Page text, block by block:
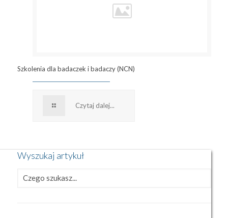
Szkolenia dla badaczek i badaczy (NCN)
Czytaj dalej...
Wyszukaj artykuł